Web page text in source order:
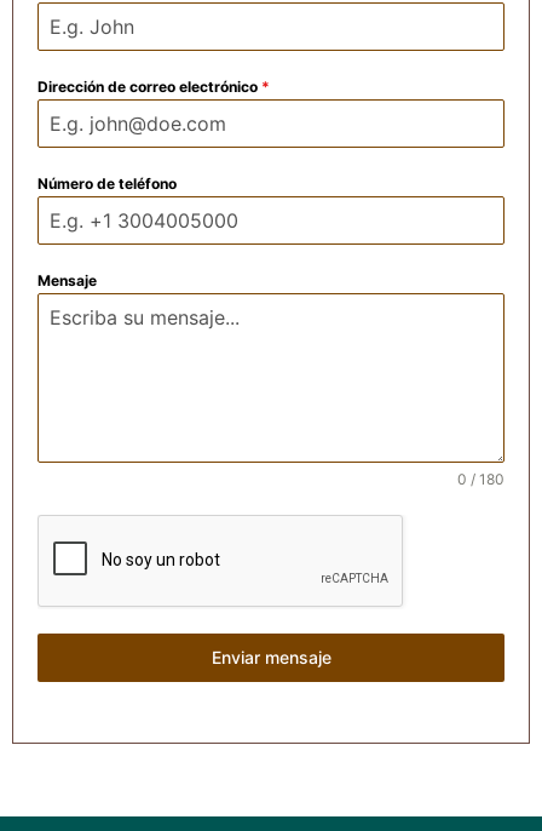
Dirección de correo electrónico *
Número de teléfono
Mensaje
0 / 180
Enviar mensaje